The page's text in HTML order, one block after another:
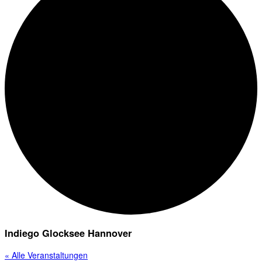
Indiego Glocksee Hannover
« Alle Veranstaltungen